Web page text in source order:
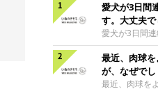
愛犬が3日間
す。大丈夫で
愛犬が3日間
大丈夫でしょ
かったかのよ
段通りの様子
吐症候群とい
最近、肉球
が、なぜで
がいいので
最近、肉球を